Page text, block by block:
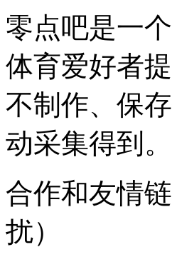
零点吧是一
体育爱好者
不制作、保
动采集得到
合作和友情
扰）